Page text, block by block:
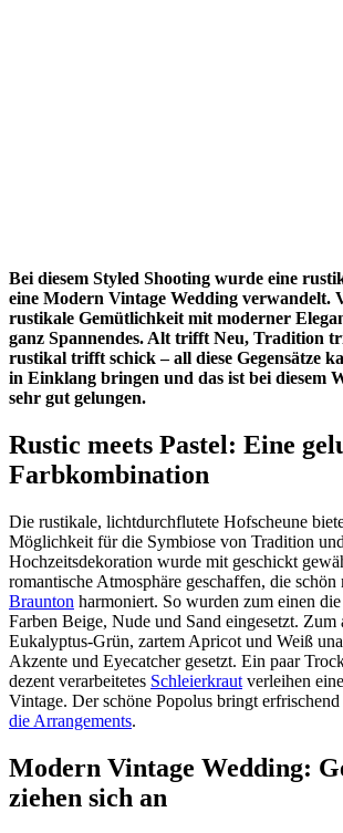
Bei diesem Styled Shooting wurde eine
eine Modern Vintage Wedding verwandelt.
rustikale Gemütlichkeit mit moderner
ganz Spannendes. Alt trifft Neu, Tradition
rustikal trifft schick – all diese Gegensätze
in Einklang bringen und das ist bei diesem
sehr gut gelungen.
Rustic meets Pastel: Eine
Farbkombination
Die rustikale, lichtdurchflutete Hofscheune
Möglichkeit für die Symbiose von Tradition
Hochzeitsdekoration wurde mit geschickt
romantische Atmosphäre geschaffen, die
Braunton harmoniert. So wurden zum einen
Farben Beige, Nude und Sand eingesetzt.
Eukalyptus-Grün, zartem Apricot und Weiß
Akzente und Eyecatcher gesetzt. Ein paar
dezent verarbeitetes Schleierkraut verleihen
Vintage. Der schöne Popolus bringt erfrischend
die Arrangements.
Modern Vintage Wedding:
ziehen sich an